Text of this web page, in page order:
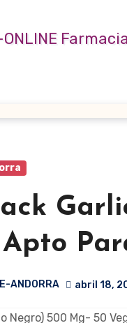
ANDORRA abril 18,